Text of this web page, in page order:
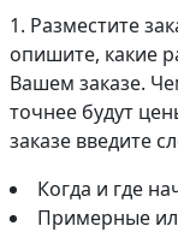
1. Разместите
опишите, какие
Вашем заказе.
точнее будут
заказе введите
Когда и где
Примерные